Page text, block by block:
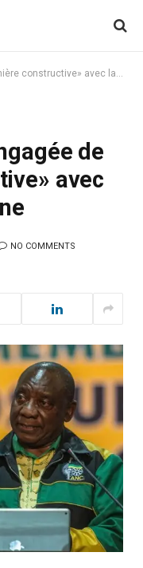
avec la Russie et l’Ukraine
de
avec
NO COMMENTS